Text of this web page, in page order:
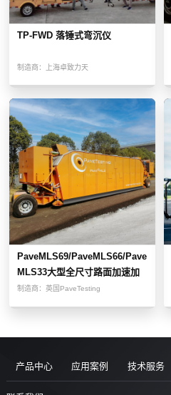
TP-FWD 落锤式弯沉仪
制造商： 上海卓致力天
PaveMLS69/PaveMLS66/Pave
MLS33大型全尺寸路面加速加
载测试设备
制造商： 英国PaveTesting
产品中心 应用案例 技术服务